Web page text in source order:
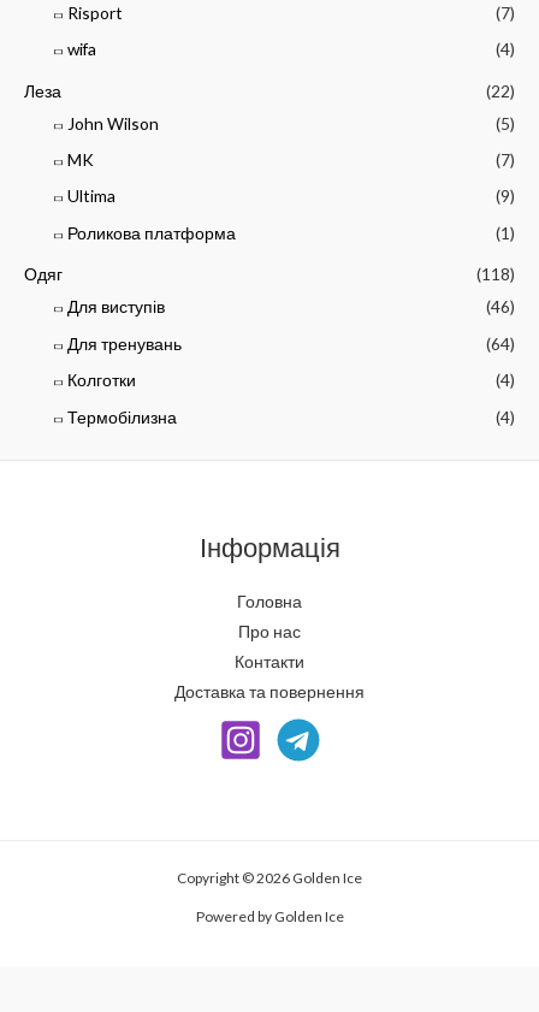
Risport
(7)
wifa
(4)
Леза
(22)
John Wilson
(5)
MK
(7)
Ultima
(9)
Роликова платформа
(1)
Одяг
(118)
Для виступів
(46)
Для тренувань
(64)
Колготки
(4)
Термобілизна
(4)
Інформація
Головна
Про нас
Контакти
Доставка та повернення
Copyright © 2026 Golden Ice
Powered by Golden Ice